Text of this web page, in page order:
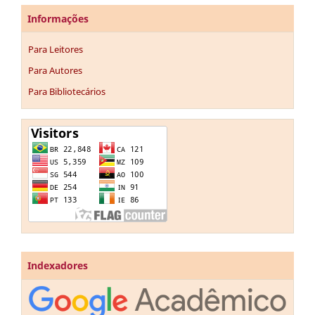
Informações
Para Leitores
Para Autores
Para Bibliotecários
Indexadores